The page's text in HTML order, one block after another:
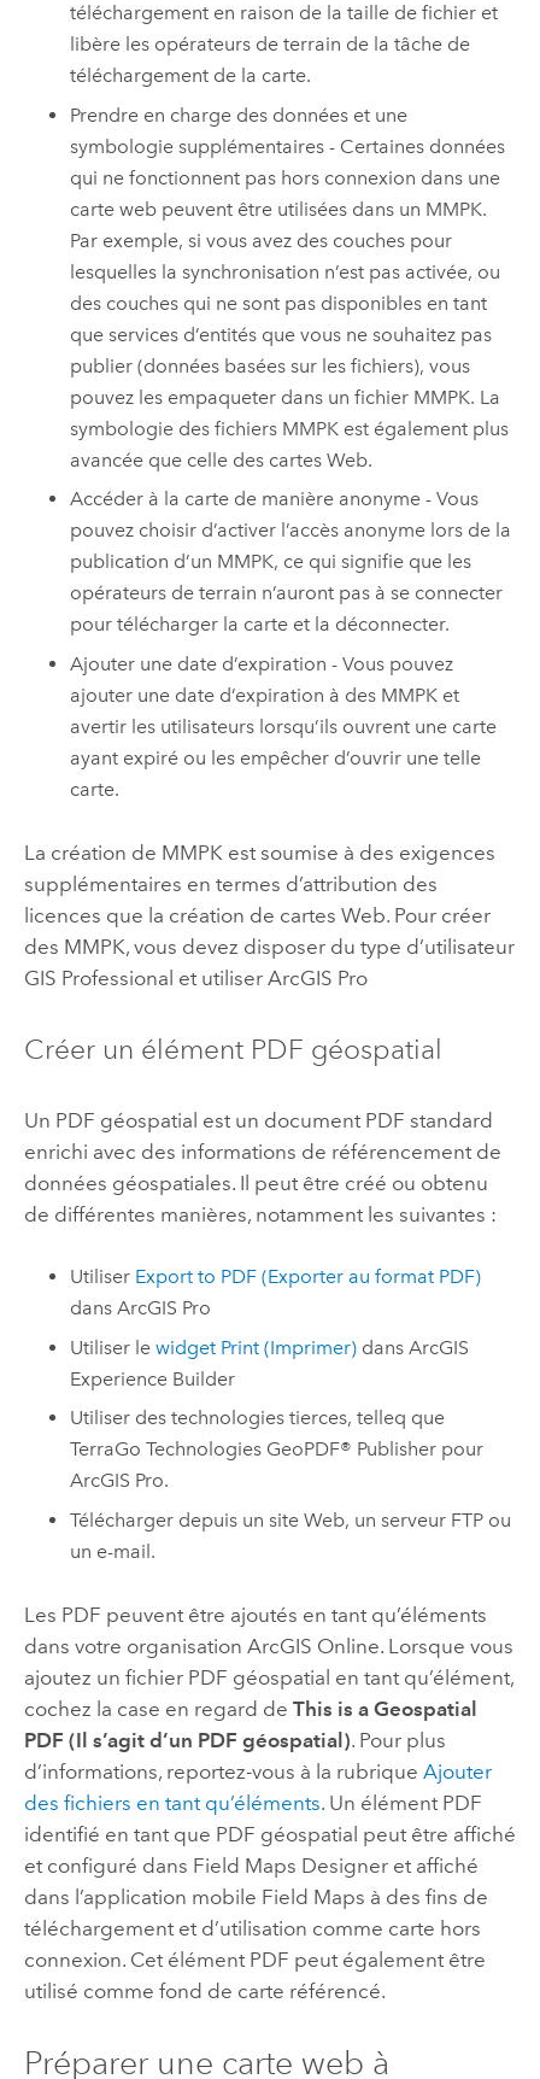
téléchargement en raison de la taille de fichier et
libère les opérateurs de terrain de la tâche de
téléchargement de la carte.
Prendre en charge des données et une
symbologie supplémentaires - Certaines données
qui ne fonctionnent pas hors connexion dans une
carte web peuvent être utilisées dans un MMPK.
Par exemple, si vous avez des couches pour
lesquelles la synchronisation n’est pas activée, ou
des couches qui ne sont pas disponibles en tant
que services d’entités que vous ne souhaitez pas
publier (données basées sur les fichiers), vous
pouvez les empaqueter dans un fichier MMPK. La
symbologie des fichiers MMPK est également plus
avancée que celle des cartes Web.
Accéder à la carte de manière anonyme - Vous
pouvez choisir d’activer l’accès anonyme lors de la
publication d’un MMPK, ce qui signifie que les
opérateurs de terrain n’auront pas à se connecter
pour télécharger la carte et la déconnecter.
Ajouter une date d’expiration - Vous pouvez
ajouter une date d’expiration à des MMPK et
avertir les utilisateurs lorsqu’ils ouvrent une carte
ayant expiré ou les empêcher d’ouvrir une telle
carte.
La création de MMPK est soumise à des exigences
supplémentaires en termes d’attribution des
licences que la création de cartes Web. Pour créer
des MMPK, vous devez disposer du type d’utilisateur
GIS Professional et utiliser ArcGIS Pro
Créer un élément PDF géospatial
Un PDF géospatial est un document PDF standard
enrichi avec des informations de référencement de
données géospatiales. Il peut être créé ou obtenu
de différentes manières, notamment les suivantes :
Utiliser Export to PDF (Exporter au format PDF)
dansArcGIS Pro
Utiliser lewidget Print (Imprimer) dansArcGIS
Experience Builder
Utiliser des technologies tierces, telleq que
TerraGo Technologies GeoPDF® Publisher pour
ArcGIS Pro.
Télécharger depuis un site Web, un serveur FTP ou
un e-mail.
Les PDF peuvent être ajoutés en tant qu’éléments
dans votre organisation ArcGIS Online. Lorsque vous
ajoutez un fichier PDF géospatial en tant qu’élément,
cochez la case en regard de This is a Geospatial
PDF (Il s’agit d’un PDF géospatial). Pour plus
d’informations, reportez-vous à la rubrique Ajouter
des fichiers en tant qu’éléments. Un élément PDF
identifié en tant que PDF géospatial peut être affiché
et configuré dans Field Maps Designeret affiché
dans l’application mobile Field Maps à des fins de
téléchargement et d’utilisation comme carte hors
connexion. Cet élément PDF peut également être
utilisé comme fond de carte référencé.
Préparer une carte web à